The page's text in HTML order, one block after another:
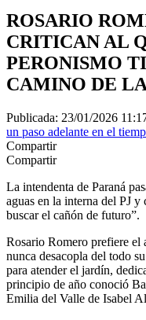
ROSARIO
CRITICAN AL
PERONISMO
CAMINO DE
Publicada: 23/01/2026
un paso adelante en el
Compartir
Compartir
La intendenta de Paraná
aguas en la interna del PJ
buscar el cañón de futuro”.
Rosario Romero prefiere el
nunca desacopla del todo
para atender el jardín,
principio de año conoció
Emilia del Valle de Isabel